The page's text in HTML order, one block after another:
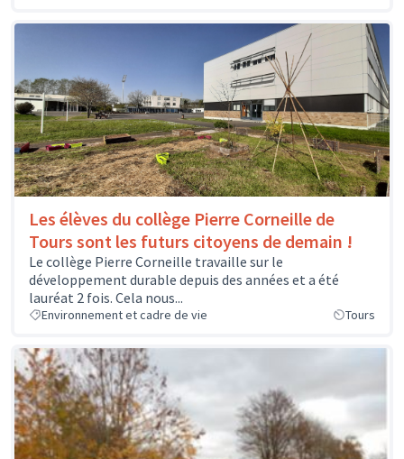
Les élèves du collège Pierre Corneille de
Tours sont les futurs citoyens de demain !
Le collège Pierre Corneille travaille sur le
développement durable depuis des années et a été
lauréat 2 fois. Cela nous...
Environnement et cadre de vie Tours